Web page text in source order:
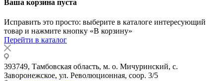
Ваша корзина пуста
Исправить это просто: выберите в каталоге интересующий
товар и нажмите кнопку «В корзину»
Перейти в каталог
393749, Тамбовская область, м. о. Мичуринский, с.
Заворонежское, ул. Революционная, соор. 3/5